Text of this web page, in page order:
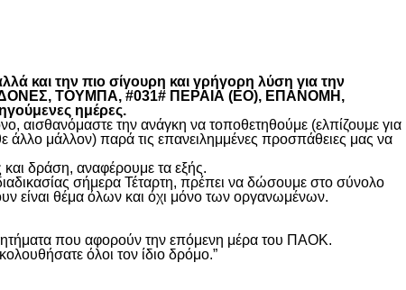
και την πιο σίγουρη και γρήγορη λύση για την
ΤΟΥΜΠΑ, #031# ΠΕΡΑΙΑ (ΕΟ), ΕΠΑΝΟΜΗ,
ημέρες.
την ανάγκη να τοποθετηθούμε (ελπίζουμε για
άλλο μάλλον) παρά τις επανειλημμένες προσπάθειες μας να
δράση, αναφέρουμε τα εξής.
σήμερα Τέταρτη, πρέπει να δώσουμε στο σύνολο
είναι θέμα όλων και όχι μόνο των οργανωμένων.
που αφορούν την επόμενη μέρα του ΠΑΟΚ.
όλοι τον ίδιο δρόμο.”